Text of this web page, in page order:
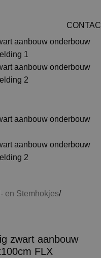
en Stemhokjes
zwart aanbouw
FLX